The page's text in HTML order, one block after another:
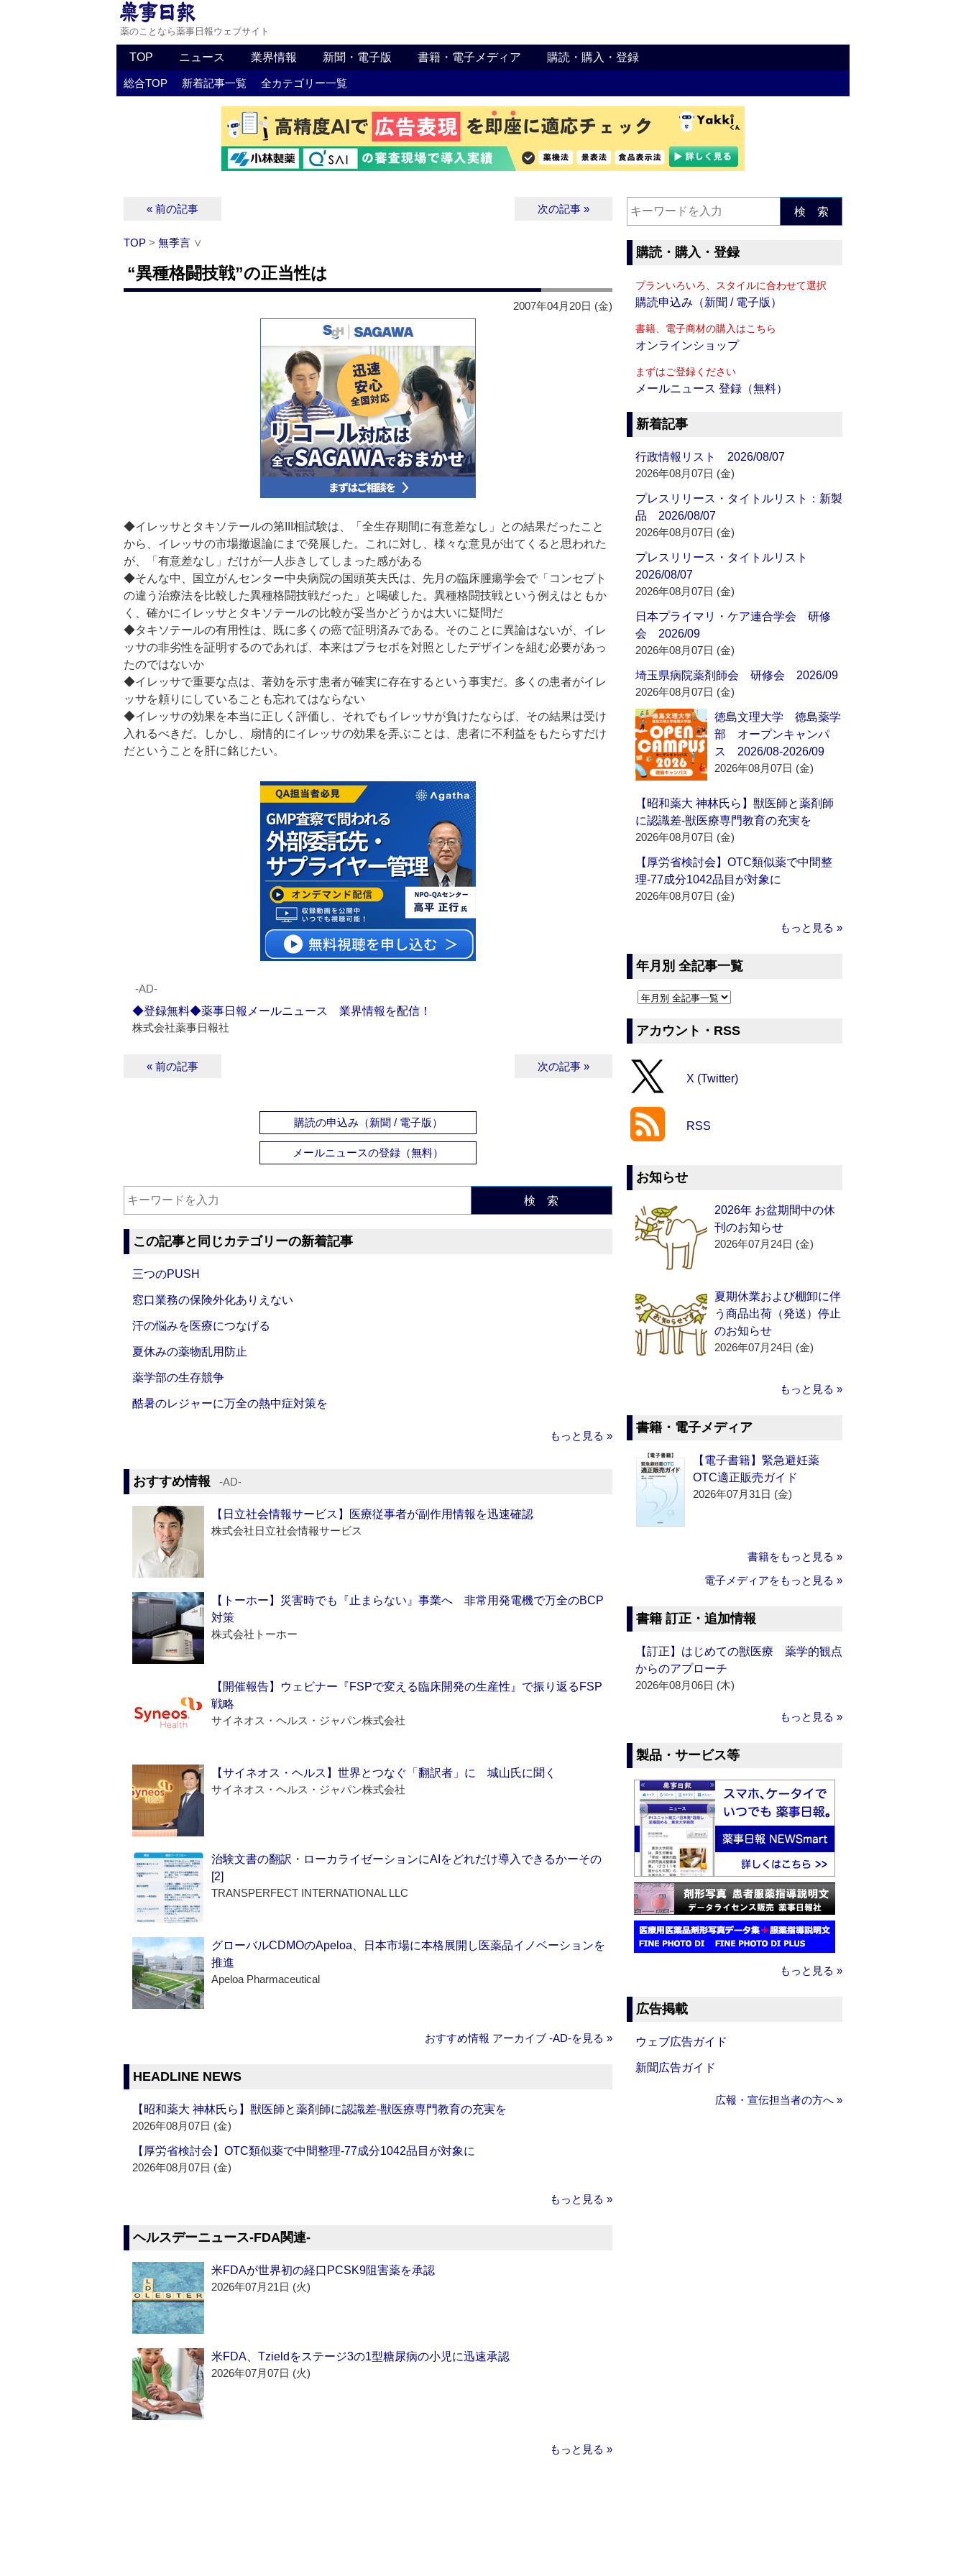
薬のことなら薬事日報ウェブサイト
TOP ニュース 業界情報 新聞・電子版 書籍・電子メディア 購読・購入・登録
総合TOP 新着記事一覧 全カテゴリー一覧
« 前の記事 次の記事 »
TOP > 無季言 ∨
“異種格闘技戦”の正当性は
2007年04月20日 (金)
◆イレッサとタキソテールの第III相試験は、「全生存期間に有意差なし」との結果だったこと
から、イレッサの市場撤退論にまで発展した。これに対し、様々な意見が出てくると思われた
が、「有意差なし」だけが一人歩きしてしまった感がある
◆そんな中、国立がんセンター中央病院の国頭英夫氏は、先月の臨床腫瘍学会で「コンセプト
の違う治療法を比較した異種格闘技戦だった」と喝破した。異種格闘技戦という例えはともか
く、確かにイレッサとタキソテールの比較が妥当かどうかは大いに疑問だ
◆タキソテールの有用性は、既に多くの癌で証明済みである。そのことに異論はないが、イレ
ッサの非劣性を証明するのであれば、本来はプラセボを対照としたデザインを組む必要があっ
たのではないか
◆イレッサで重要な点は、著効を示す患者が確実に存在するという事実だ。多くの患者がイレ
ッサを頼りにしていることも忘れてはならない
◆イレッサの効果を本当に正しく評価し、それでもイレッサが負けたならば、その結果は受け
入れるべきだ。しかし、扇情的にイレッサの効果を弄ぶことは、患者に不利益をもたらすだけ
だということを肝に銘じたい。
‐AD‐
◆登録無料◆薬事日報メールニュース 業界情報を配信！
株式会社薬事日報社
« 前の記事 次の記事 »
購読の申込み（新聞 / 電子版）
メールニュースの登録（無料）
検 索
この記事と同じカテゴリーの新着記事
三つのPUSH
窓口業務の保険外化ありえない
汗の悩みを医療につなげる
夏休みの薬物乱用防止
薬学部の生存競争
酷暑のレジャーに万全の熱中症対策を
もっと見る »
おすすめ情報 ‐AD‐
【日立社会情報サービス】医療従事者が副作用情報を迅速確認
株式会社日立社会情報サービス
【トーホー】災害時でも『止まらない』事業へ 非常用発電機で万全のBCP
対策
株式会社トーホー
【開催報告】ウェビナー『FSPで変える臨床開発の生産性』で振り返るFSP
戦略
サイネオス・ヘルス・ジャパン株式会社
【サイネオス・ヘルス】世界とつなぐ「翻訳者」に 城山氏に聞く
サイネオス・ヘルス・ジャパン株式会社
治験文書の翻訳・ローカライゼーションにAIをどれだけ導入できるかーその
[2]
TRANSPERFECT INTERNATIONAL LLC
グローバルCDMOのApeloa、日本市場に本格展開し医薬品イノベーションを
推進
Apeloa Pharmaceutical
おすすめ情報 アーカイブ ‐AD‐を見る »
HEADLINE NEWS
【昭和薬大 神林氏ら】獣医師と薬剤師に認識差‐獣医療専門教育の充実を
2026年08月07日 (金)
【厚労省検討会】OTC類似薬で中間整理‐77成分1042品目が対象に
2026年08月07日 (金)
もっと見る »
ヘルスデーニュース‐FDA関連‐
米FDAが世界初の経口PCSK9阻害薬を承認
2026年07月21日 (火)
米FDA、Tzieldをステージ3の1型糖尿病の小児に迅速承認
2026年07月07日 (火)
もっと見る »
検 索
購読・購入・登録
プランいろいろ、スタイルに合わせて選択
購読申込み（新聞 / 電子版）
書籍、電子商材の購入はこちら
オンラインショップ
まずはご登録ください
メールニュース 登録（無料）
新着記事
行政情報リスト 2026/08/07
2026年08月07日 (金)
プレスリリース・タイトルリスト：新製
品 2026/08/07
2026年08月07日 (金)
プレスリリース・タイトルリスト
2026/08/07
2026年08月07日 (金)
日本プライマリ・ケア連合学会 研修
会 2026/09
2026年08月07日 (金)
埼玉県病院薬剤師会 研修会 2026/09
2026年08月07日 (金)
徳島文理大学 徳島薬学
部 オープンキャンパ
ス 2026/08-2026/09
2026年08月07日 (金)
【昭和薬大 神林氏ら】獣医師と薬剤師
に認識差‐獣医療専門教育の充実を
2026年08月07日 (金)
【厚労省検討会】OTC類似薬で中間整
理‐77成分1042品目が対象に
2026年08月07日 (金)
もっと見る »
年月別 全記事一覧
アカウント・RSS
X (Twitter)
RSS
お知らせ
2026年 お盆期間中の休
刊のお知らせ
2026年07月24日 (金)
夏期休業および棚卸に伴
う商品出荷（発送）停止
のお知らせ
2026年07月24日 (金)
もっと見る »
書籍・電子メディア
【電子書籍】緊急避妊薬
OTC適正販売ガイド
2026年07月31日 (金)
書籍をもっと見る »
電子メディアをもっと見る »
書籍 訂正・追加情報
【訂正】はじめての獣医療 薬学的観点
からのアプローチ
2026年08月06日 (木)
もっと見る »
製品・サービス等
もっと見る »
広告掲載
ウェブ広告ガイド
新聞広告ガイド
広報・宣伝担当者の方へ »